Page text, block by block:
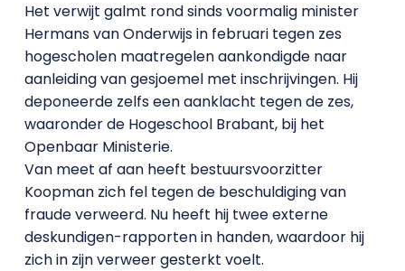
Het verwijt galmt rond sinds voormalig minister
Hermans van Onderwijs in februari tegen zes
hogescholen maatregelen aankondigde naar
aanleiding van gesjoemel met inschrijvingen. Hij
deponeerde zelfs een aanklacht tegen de zes,
waaronder de Hogeschool Brabant, bij het
Openbaar Ministerie.
Van meet af aan heeft bestuursvoorzitter
Koopman zich fel tegen de beschuldiging van
fraude verweerd. Nu heeft hij twee externe
deskundigen-rapporten in handen, waardoor hij
zich in zijn verweer gesterkt voelt.